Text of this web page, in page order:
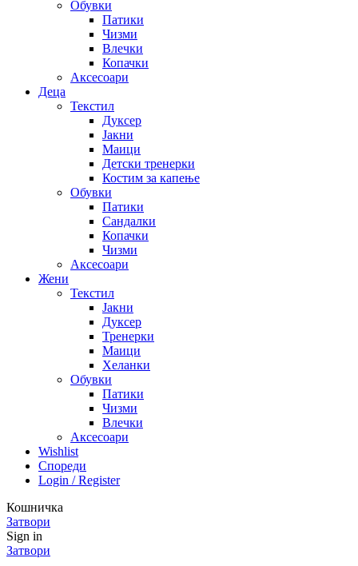
Обувки
Патики
Чизми
Влечки
Копачки
Аксесоари
Деца
Текстил
Дуксер
Јакни
Маици
Детски тренерки
Костим за капење
Обувки
Патики
Сандалки
Копачки
Чизми
Аксесоари
Жени
Текстил
Јакни
Дуксер
Тренерки
Маици
Хеланки
Обувки
Патики
Чизми
Влечки
Аксесоари
Wishlist
Спореди
Login / Register
Кошничка
Затвори
Sign in
Затвори